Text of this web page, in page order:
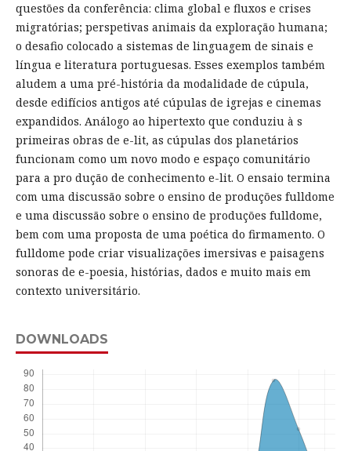
questões da conferência: clima global e fluxos e crises
migratórias; perspetivas animais da exploração humana;
o desafio colocado a sistemas de linguagem de sinais e
língua e literatura portuguesas. Esses exemplos também
aludem a uma pré-história da modalidade de cúpula,
desde edifícios antigos até cúpulas de igrejas e cinemas
expandidos. Análogo ao hipertexto que conduziu à s
primeiras obras de e-lit, as cúpulas dos planetários
funcionam como um novo modo e espaço comunitário
para a pro dução de conhecimento e-lit. O ensaio termina
com uma discussão sobre o ensino de produções fulldome
e uma discussão sobre o ensino de produções fulldome,
bem com uma proposta de uma poética do firmamento. O
fulldome pode criar visualizações imersivas e paisagens
sonoras de e-poesia, histórias, dados e muito mais em
contexto universitário.
DOWNLOADS